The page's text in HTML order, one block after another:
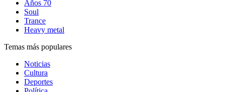
Años 70
Soul
Trance
Heavy metal
Temas más populares
Noticias
Cultura
Deportes